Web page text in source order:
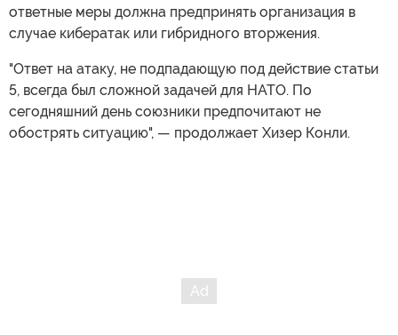
ответные меры должна предпринять организация в
случае кибератак или гибридного вторжения.
"Ответ на атаку, не подпадающую под действие статьи
5, всегда был сложной задачей для НАТО. По
сегодняшний день союзники предпочитают не
обострять ситуацию", — продолжает Хизер Конли.